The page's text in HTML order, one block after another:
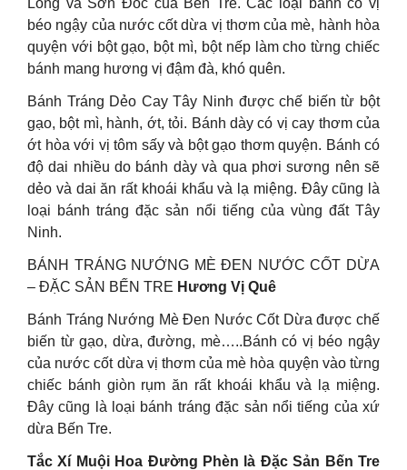
Lồng và Sơn Đốc của Bến Tre. Các loại bánh có vị
béo ngậy của nước cốt dừa vị thơm của mè, hành hòa
quyện với bột gạo, bột mì, bột nếp làm cho từng chiếc
bánh mang hương vị đậm đà, khó quên.
Bánh Tráng Dẻo Cay Tây Ninh được chế biến từ bột
gạo, bột mì, hành, ớt, tỏi. Bánh dày có vị cay thơm của
ớt hòa với vị tôm sấy và bột gạo thơm quyện. Bánh có
độ dai nhiều do bánh dày và qua phơi sương nên sẽ
dẻo và dai ăn rất khoái khẩu và lạ miệng. Đây cũng là
loại bánh tráng đặc sản nổi tiếng của vùng đất Tây
Ninh.
BÁNH TRÁNG NƯỚNG MÈ ĐEN NƯỚC CỐT DỪA
– ĐẶC SẢN BẾN TRE Hương Vị Quê
Bánh Tráng Nướng Mè Đen Nước Cốt Dừa được chế
biến từ gạo, dừa, đường, mè…..Bánh có vị béo ngậy
của nước cốt dừa vị thơm của mè hòa quyện vào từng
chiếc bánh giòn rụm ăn rất khoái khẩu và lạ miệng.
Đây cũng là loại bánh tráng đặc sản nổi tiếng của xứ
dừa Bến Tre.
Tắc Xí Muội Hoa Đường Phèn là Đặc Sản Bến Tre